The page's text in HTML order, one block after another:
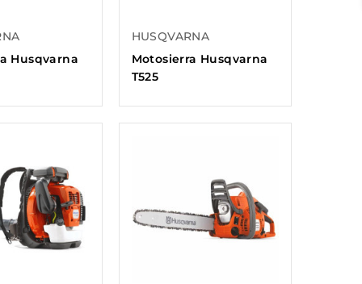
Husqvarna
HUSQVARNA
Motosierra Husqvarna
T525